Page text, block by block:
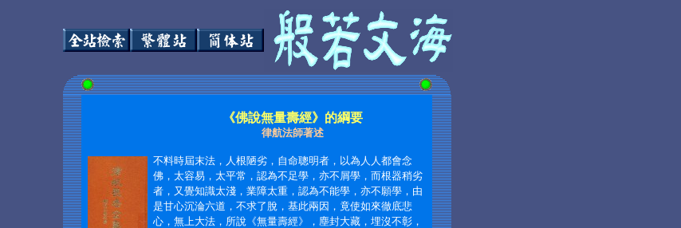
《佛說無量壽經》的綱要
律航法師著述
不料時屆末法，人根陋劣，自命聰明者，以為人人都會念
佛，太容易，太平常，認為不足學，亦不屑學，而根器稍劣
者，又覺知識太淺，業障太重，認為不能學，亦不願學，由
是甘心沉淪六道，不求了脫，基此兩因，竟使如來徹底悲
心，無上大法，所說《無量壽經》，塵封大藏，埋沒不彰，